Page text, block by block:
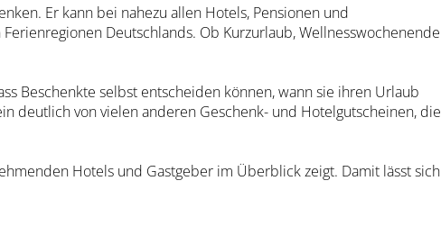
Er kann bei nahezu allen Hotels, Pensionen und
Deutschlands. Ob Kurzurlaub, Wellnesswochenende
Beschenkte selbst entscheiden können, wann sie ihren Urlaub
deutlich von vielen anderen Geschenk- und Hotelgutscheinen, die
Hotels und Gastgeber im Überblick zeigt. Damit lässt sich